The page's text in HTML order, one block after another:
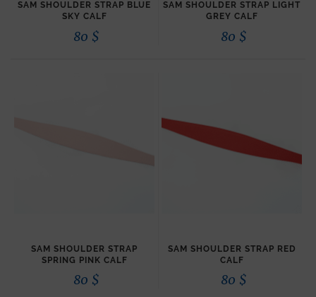
SAM SHOULDER STRAP BLUE
SKY CALF
80 $
SAM SHOULDER STRAP LIGHT
GREY CALF
80 $
SAM SHOULDER STRAP
SPRING PINK CALF
80 $
SAM SHOULDER STRAP RED
CALF
80 $